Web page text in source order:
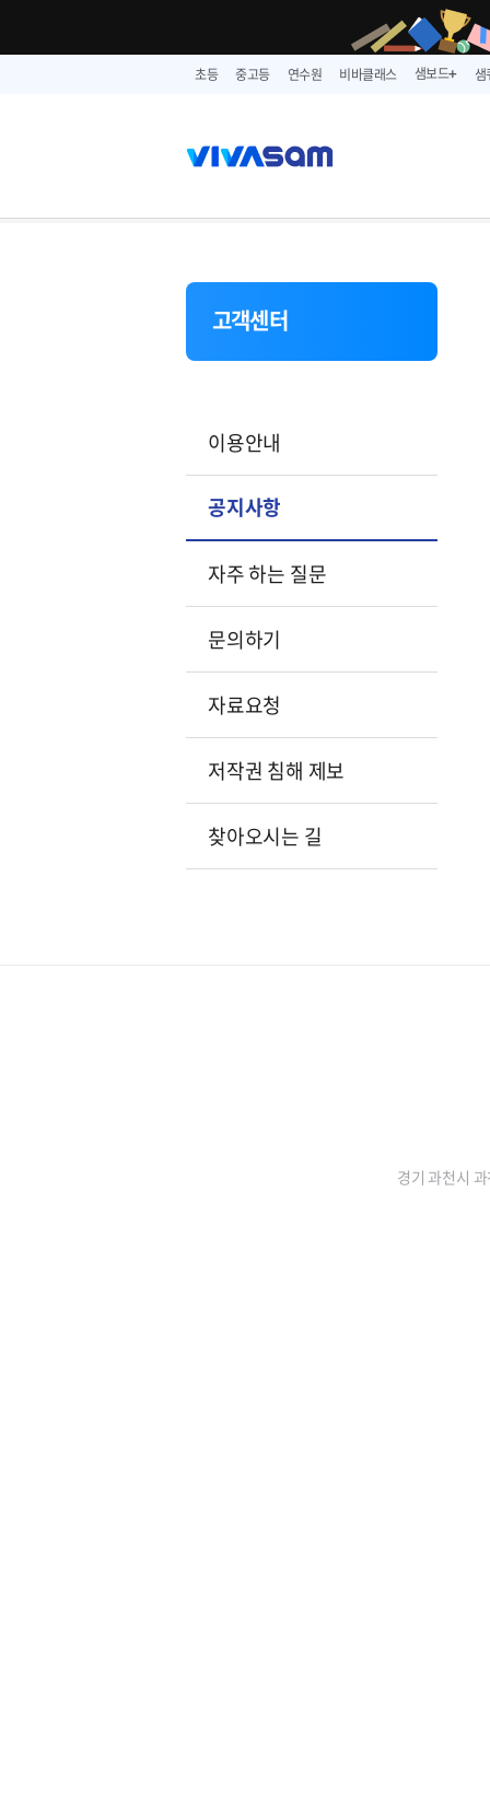
초등 중고등 연수원 비바클래스 샘보드➕
고객센터
이용안내
공지사항
자주 하는 질문
문의하기
자료요청
저작권 침해 제보
찾아오시는 길
경기 과천시